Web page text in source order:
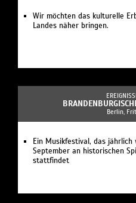
Wir möchten das kulturelle
Landes näher bringen.
Berlin,
Ein Musikfestival, das
September an historischen
stattfindet